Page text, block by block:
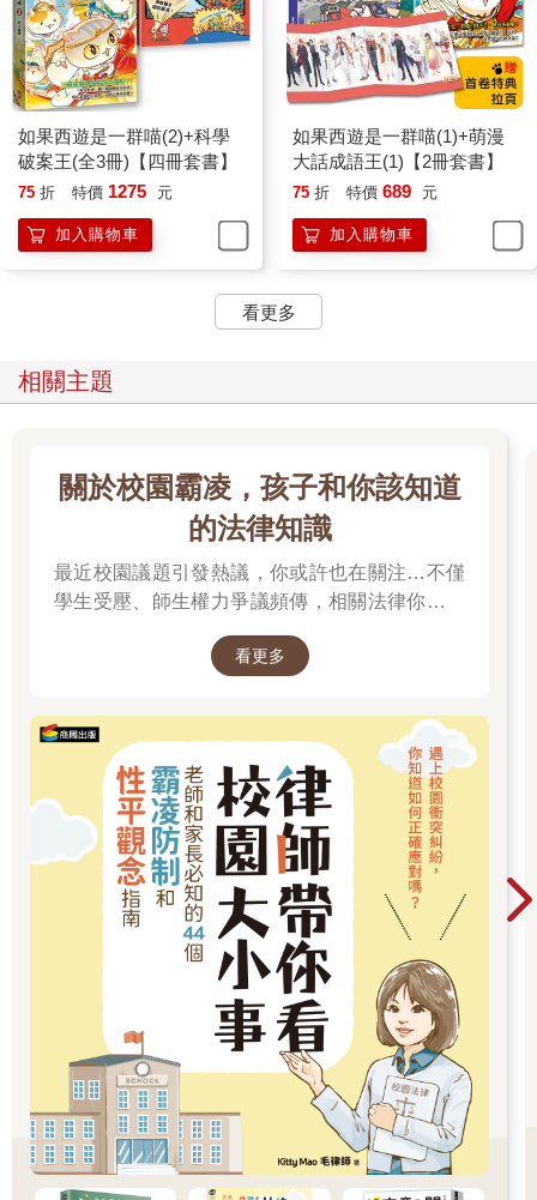
如果西遊是一群喵(2)+科學
破案王(全3冊)【四冊套書】
75 折 特價 1275 元
加入購物車
如果西遊是一群喵(1)+萌漫
大話成語王(1)【2冊套書】
75 折 特價 689 元
加入購物車
看更多
相關主題
關於校園霸凌，孩子和你該知道
的法律知識
最近校園議題引發熱議，你或許也在關注…不僅
學生受壓、師生權力爭議頻傳，相關法律你有了
看更多